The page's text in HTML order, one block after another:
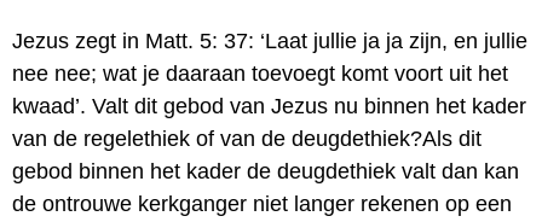
Jezus zegt in Matt. 5: 37: ‘Laat jullie ja ja zijn, en jullie
nee nee; wat je daaraan toevoegt komt voort uit het
kwaad’. Valt dit gebod van Jezus nu binnen het kader
van de regelethiek of van de deugdethiek?Als dit
gebod binnen het kader de deugdethiek valt dan kan
de ontrouwe kerkganger niet langer rekenen op een